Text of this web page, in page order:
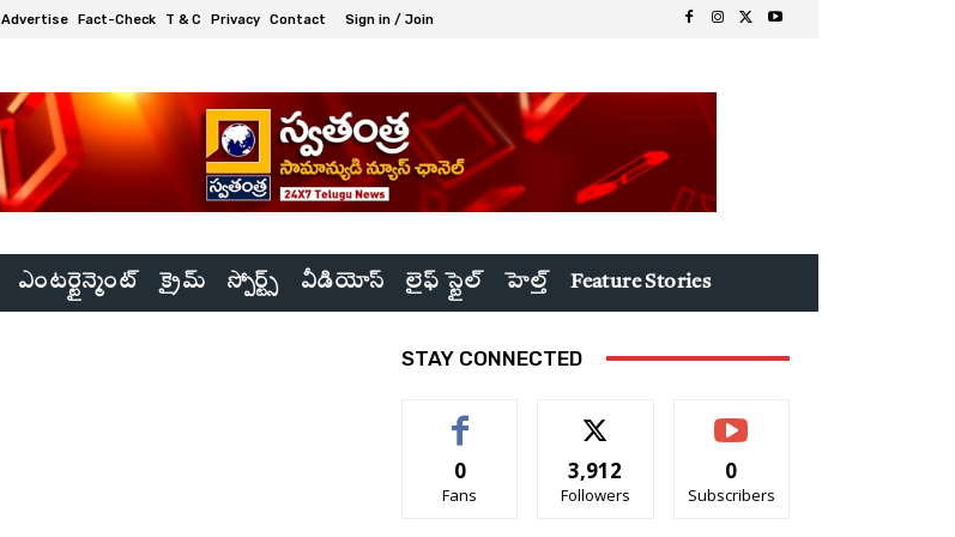
Advertise Fact-Check T & C Privacy Contact Sign in / Join
ఎంటర్టైన్మెంట్ క్రైమ్ స్పోర్ట్స్ వీడియోస్ లైఫ్ స్టైల్ హెల్త్ Feature Stories
STAY CONNECTED
0
Fans
3,912
Followers
0
Subscribers